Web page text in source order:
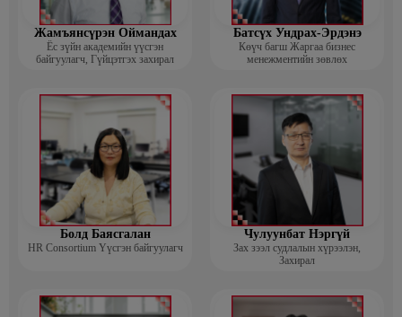
Жамъянсүрэн Оймандах
Ёс зүйн академийн үүсгэн
байгуулагч, Гүйцэтгэх захирал
Батсүх Ундрах-Эрдэнэ
Көүч багш Жаргаа бизнес
менежментийн зөвлөх
Болд Баясгалан
HR Consortium Үүсгэн байгуулагч
Чулуунбат Нэргүй
Зах зээл судлалын хүрээлэн,
Захирал